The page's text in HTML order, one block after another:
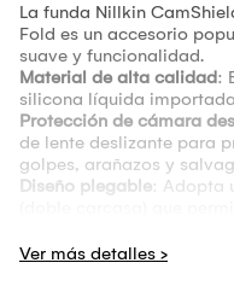
La funda Nillkin
Fold es un accesorio
suave y funcionalidad.
Material de alta calidad:
silicona líquida
Protección de cámara
de lente deslizante para
golpes, arañazos y
Diseño plegable: Adopta
Funcionalidad de soporte